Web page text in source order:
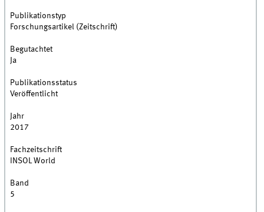
Publikationstyp
Forschungsartikel (Zeitschrift)
Begutachtet
Ja
Publikationsstatus
Veröffentlicht
Jahr
2017
Fachzeitschrift
INSOL World
Band
5